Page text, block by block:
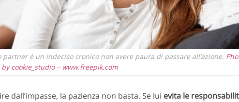
partner è un indeciso cronico non avere paura di passare all’azione.
cookie_studio – www.freepik.com
dall’impasse, la pazienza non basta. Se lui evita le